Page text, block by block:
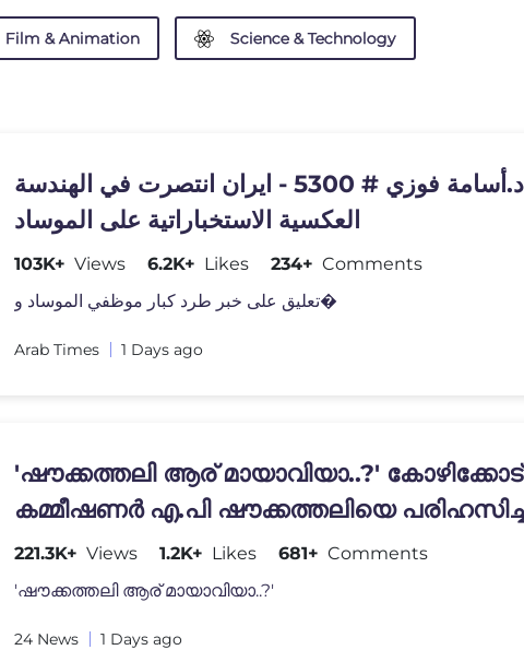
Film & Animation Science & Technology
د.أسامة فوزي # 5300 - ايران انتصرت في الهندسة
العكسية الاستخباراتية على الموساد
103K+ Views 6.2K+ Likes 234+ Comments
تعليق على خبر طرد كبار موظفي الموساد و�
Arab Times 1 Days ago
'ഷൗക്കത്തലി ആര് മായാവിയാ..?' കോഴിക്കോട്
കമ്മീഷണർ എ.പി ഷൗക്കത്തലിയെ
അർജുൻ ആയങ്കി
221.3K+ Views 1.2K+ Likes 681+ Comments
'ഷൗക്കത്തലി ആര് മായാവിയാ..?'
24 News 1 Days ago